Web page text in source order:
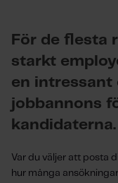
För de flesta
starkt
en intressant
jobbannons
kandidaterna.
Var du väljer att posta
hur många